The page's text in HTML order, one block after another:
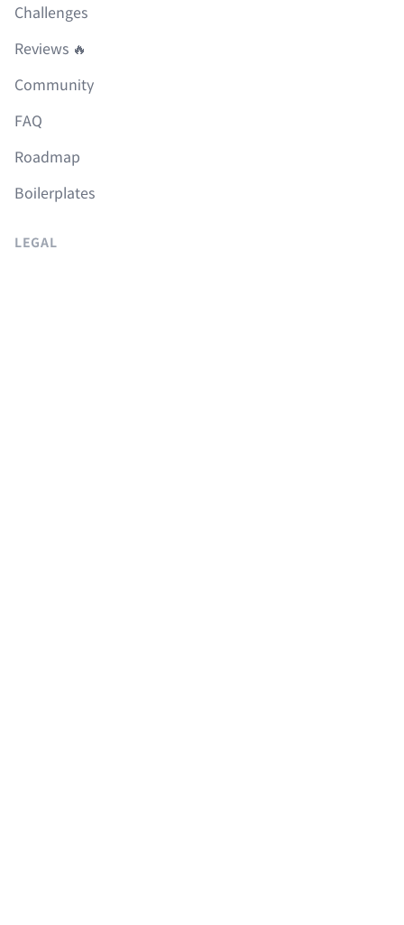
Challenges
Reviews 🔥
Community
FAQ
Roadmap
Boilerplates
LEGAL